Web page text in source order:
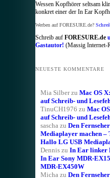
Wessen Kopfhörer seltsam
konkret einer der In Ear
Werben auf FORESURE.de?
Schreib auf FORESURE.de
Gastautor! (Massig Internet-
NEUESTE KOMMENTARE
Mia Silberzu Mac OS
auf Schreib- und
TinuCH1976 zu Mac
auf Schreib- und
saschazu Den
Mediaplayer machen –
Hallo LG USB
Denniszu In Ear linker
In Ear Sony MDR-
MDR-EX450W
Michazu Den